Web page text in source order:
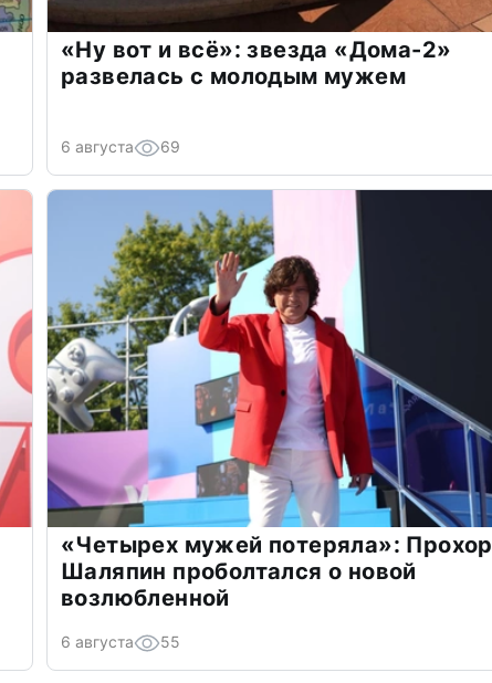
«Ну вот и всё»: звезда «Дома-2»
развелась с молодым мужем
6 августа 69
«Четырех мужей потеряла»: Прохор
Шаляпин проболтался о новой
возлюбленной
6 августа 55